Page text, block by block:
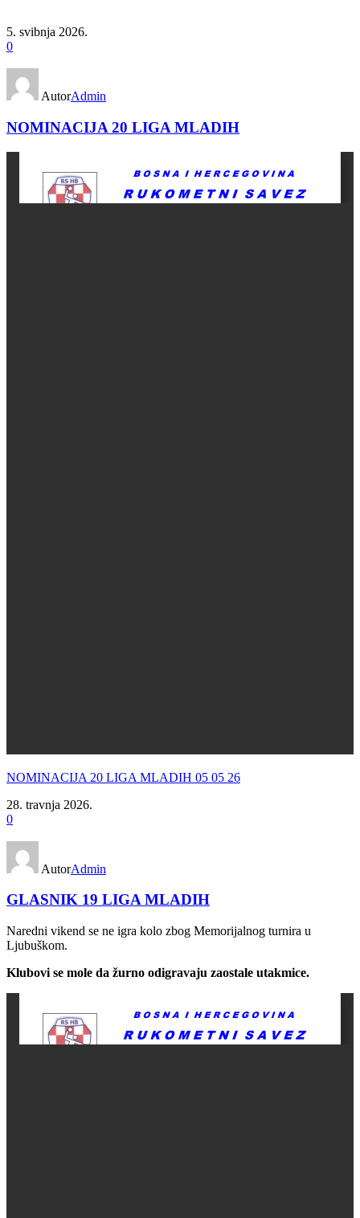
5. svibnja 2026.
0
AutorAdmin
NOMINACIJA 20 LIGA MLADIH
NOMINACIJA 20 LIGA MLADIH 05 05 26
28. travnja 2026.
0
AutorAdmin
GLASNIK 19 LIGA MLADIH
Naredni vikend se ne igra kolo zbog Memorijalnog turnira u
Ljubuškom.
Klubovi se mole da žurno odigravaju zaostale utakmice.